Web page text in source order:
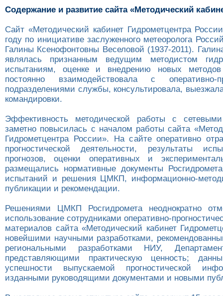
Содержание и развитие сайта «Методический
Cайт «Методический кабинет Гидрометцентра
году по инициативе заслуженного метеоролога
Галины Ксенофонтовны Веселовой (1937-2011).
являлась признанным ведущим методистом
испытаниям, оценке и внедрению новых методов
постоянно взаимодействовала с оперативно-
подразделениями службы, консультировала,
командировки.
Эффективность методической работы с сетевыми
заметно повысилась с началом работы сайта
Гидрометцентра России». На сайте оперативно
прогностической деятельности, результаты
прогнозов, оценки оперативных и
размещались нормативные документы
испытаний и решения ЦМКП, информационно-
публикации и рекомендации.
Решениями ЦМКП Росгидромета неоднократно
использование сотрудниками оперативно-
материалов сайта «Методический кабинет
новейшими научными разработками,
региональными разработками НИУ,
представляющими практическую ценность;
успешности выпускаемой прогностической
изданными руководящими документами и новыми